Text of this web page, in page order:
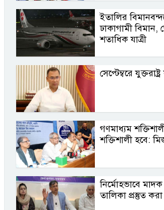
ইতালির
ঢাকাগামী
শতাধিক যাত্রী
সেপ্টেম্বরে
গণমাধ্যম
শক্তিশালী হবে:
নির্মোহভাবে
তালিকা প্রস্তুত করা